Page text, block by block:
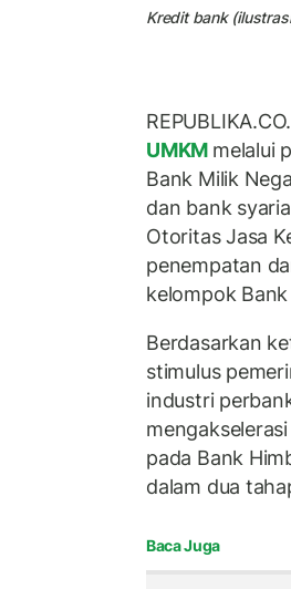
Kredit bank
UMKM melalui
Bank Milik
dan bank
Otoritas Jasa
penempatan
kelompok
Berdasarkan
stimulus
industri
pada Bank
dalam dua
Baca Juga